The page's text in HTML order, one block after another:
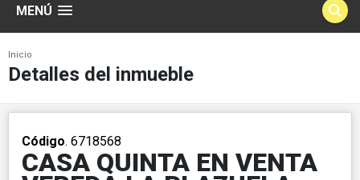
MENÚ
Inicio
Detalles del inmueble
Código. 6718568
CASA QUINTA EN VENTA